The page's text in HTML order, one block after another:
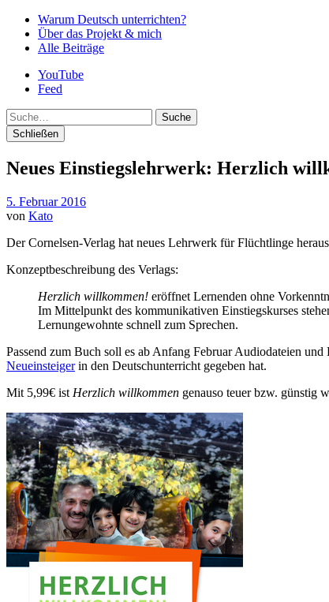
Warum Deutsch unterrichten?
Über das Projekt & mich
Alle Beiträge
YouTube
Feed
Suche
Schließen
Neues Einstiegslehrwerk: Herzlich
5. Februar 2016
von Kato
Der Cornelsen-Verlag hat neues Lehrwerk für Flüchtlinge
Konzeptbeschreibung des Verlags:
Herzlich willkommen! eröffnet Lernenden ohne
Im Mittelpunkt des kommunikativen Einstiegskurses
Lernungewohnte schnell zum Sprechen.
Passend zum Buch soll es ab Anfang Februar Audiodateien
Neueinsteigerin den Deutschunterricht gegeben hat.
Mit 5,99€ ist Herzlich willkommen genauso teuer bzw. günstig